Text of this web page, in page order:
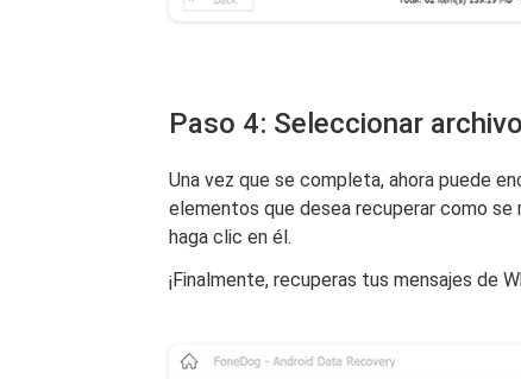
Paso 4: Seleccionar
Una vez que se completa, ahora puede
elementos que desea recuperar como se
haga clic en él.
¡Finalmente, recuperas tus mensajes de